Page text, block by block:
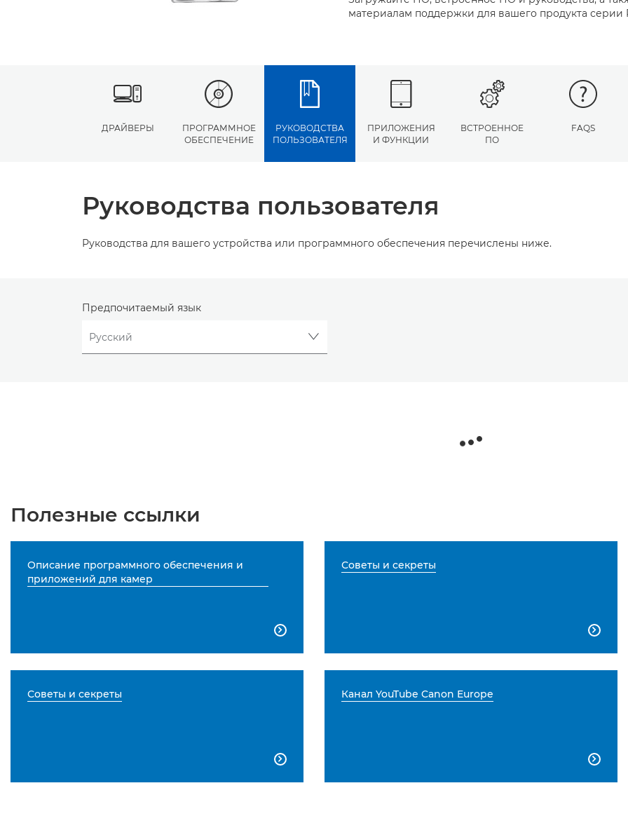
материалам поддержки для вашего продукта серии
ДРАЙВЕРЫ
ПРОГРАММНОЕ
ОБЕСПЕЧЕНИЕ
РУКОВОДСТВА
ПОЛЬЗОВАТЕЛЯ
ПРИЛОЖЕНИЯ
И ФУНКЦИИ
ВСТРОЕННОЕ
ПО
FAQS
Руководства пользователя
Руководства для вашего устройства или программного обеспечения перечислены ниже.
Предпочитаемый язык
Полезные ссылки
Описание программного обеспечения и
приложений для камер

Советы и секреты

Советы и секреты

Канал YouTube Canon Europe
